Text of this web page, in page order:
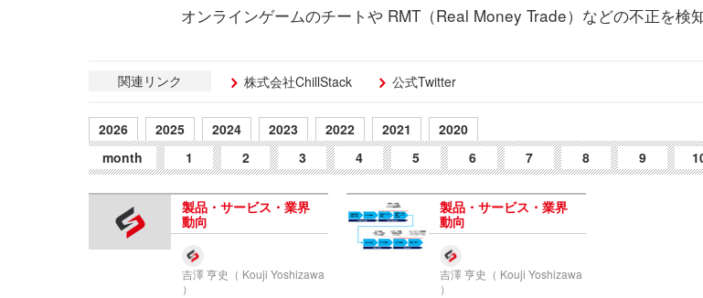
オンラインゲームのチートや RMT（Real Money Trade）などの不正を検
関連リンク
株式会社ChillStack 公式Twitter
2026 2025 2024 2023 2022 2021
2020
month
1 2 3 4 5 6 7 8 9
製品・サービス・業界
動向
吉澤 亨史（ Kouji Yoshizawa
）
製品・サービス・業界
動向
吉澤 亨史（ Kouji Yoshizawa
）